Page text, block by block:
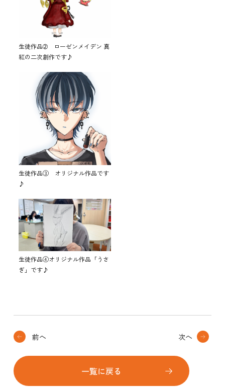
生徒作品➁ ローゼンメイデン 真
紅の二次創作です♪
生徒作品③ オリジナル作品です
♪
生徒作品④オリジナル作品「うさ
ぎ」です♪
前へ
一覧に戻る
次へ